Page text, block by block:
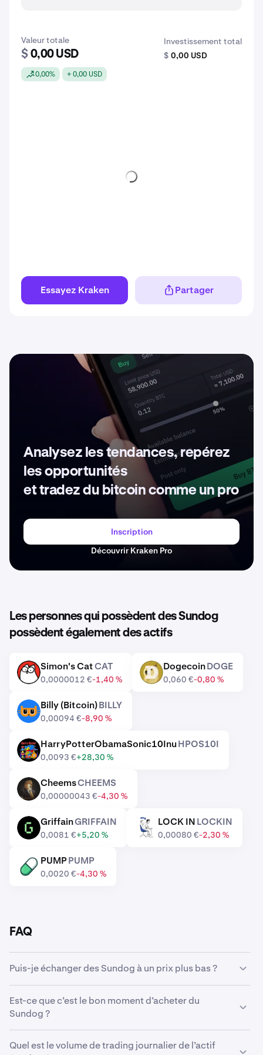
Valeur totale
$ 0,00 USD
0,00% + 0,00 USD
Investissement total
$ 0,00 USD
Essayez Kraken Partager
Analysez les tendances, repérez
les opportunités
et tradez du bitcoin comme un pro
Inscription
Découvrir Kraken Pro
Les personnes qui possèdent des Sundog
possèdent également des actifs
CAT Simon's CatCAT
0,0000012 €-1,40 %
DOGE DogecoinDOGE
0,060 €-0,80 %
BILLY Billy (Bitcoin)BILLY
0,00094 €-8,90 %
HPOS10I HarryPotterObamaSonic10InuHPOS10I
0,0093 €+28,30 %
CHEEMS CheemsCHEEMS
0,00000043 €-4,30 %
GRIFFAIN GriffainGRIFFAIN
0,0081 €+5,20 %
LOCKIN LOCK INLOCKIN
0,00080 €-2,30 %
PUMP PUMPPUMP
0,0020 €-4,30 %
FAQ
Puis-je échanger des Sundog à un prix plus bas ?
Kraken pour acheter automatiquement des Sundog s’ils
atteignent un prix inférieur.
Est-ce que c’est le bon moment d’acheter du
Sundog ?
c’est pourquoi de nombreux traders préfèrent opter
Quel est le volume de trading journalier de l’actif